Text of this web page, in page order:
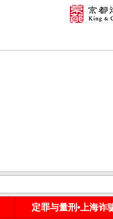
定罪与量刑•上海诈